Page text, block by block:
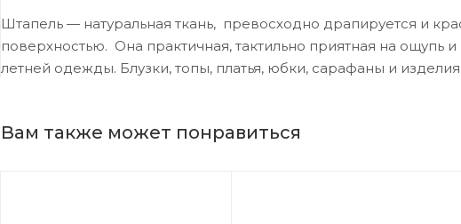
Штапель — натуральная ткань, превосходно драпируется и
поверхностью. Она практичная, тактильно приятная на ощупь
летней одежды. Блузки, топы, платья, юбки, сарафаны и
Вам также может понравиться